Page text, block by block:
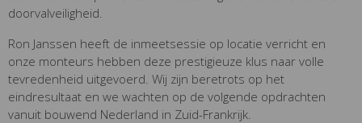
doorvalveiligheid.
Ron Janssen heeft de inmeetsessie op locatie verricht en
onze monteurs hebben deze prestigieuze klus naar volle
tevredenheid uitgevoerd. Wij zijn beretrots op het
eindresultaat en we wachten op de volgende opdrachten
vanuit bouwend Nederland in Zuid-Frankrijk.